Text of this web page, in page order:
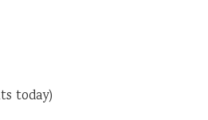
today)